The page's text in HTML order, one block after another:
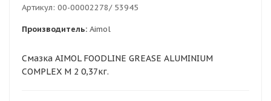
Артикул: 00-00002278/ 53945
Производитель: Aimol
Смазка AIMOL FOODLINE GREASE ALUMINIUM
COMPLEX M 2 0,37кг.